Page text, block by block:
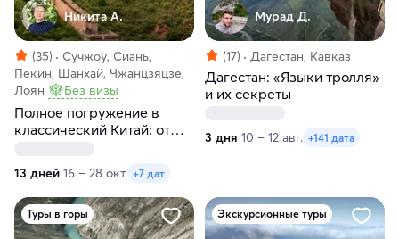
Никита А.
(35)
Сучжоу, Сиань,
Пекин, Шанхай, Чжанцзяцзе,
Лоян
Без визы
Полное погружение в
классический Китай: от
13 дней 16 – 28 окт. +7 дат
Мурад Д.
(17) Дагестан, Кавказ
Дагестан: «Языки тролля»
и их секреты
3 дня 10 – 12 авг. +141 дата
Туры в горы Экскурсионные туры